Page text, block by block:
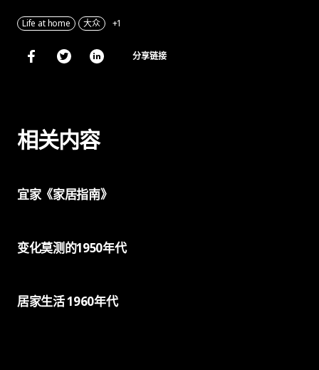
分享链接
Life at home 大众 +1
相关内容
宜家《家居指南》
变化莫测的1950年代
居家生活 1960年代